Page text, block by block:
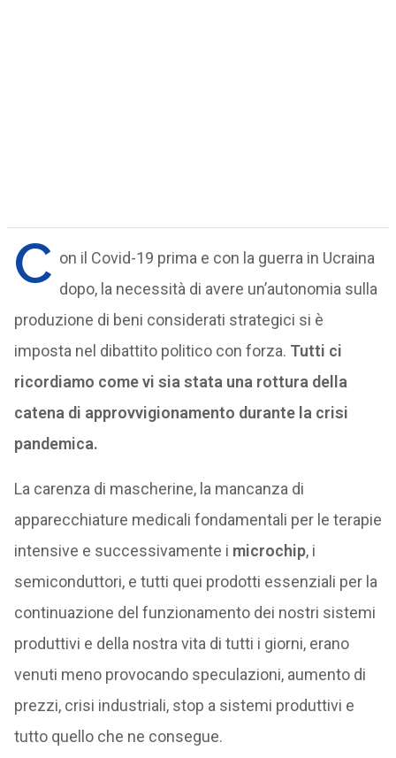
C on il Covid-19 prima e con la guerra in Ucraina
dopo, la necessità di avere un’autonomia sulla
produzione di beni considerati strategici si è
imposta nel dibattito politico con forza. Tutti ci
ricordiamo come vi sia stata una rottura della
catena di approvvigionamento durante la crisi
pandemica.
La carenza di mascherine, la mancanza di
apparecchiature medicali fondamentali per le terapie
intensive e successivamente i microchip, i
semiconduttori, e tutti quei prodotti essenziali per la
continuazione del funzionamento dei nostri sistemi
produttivi e della nostra vita di tutti i giorni, erano
venuti meno provocando speculazioni, aumento di
prezzi, crisi industriali, stop a sistemi produttivi e
tutto quello che ne consegue.